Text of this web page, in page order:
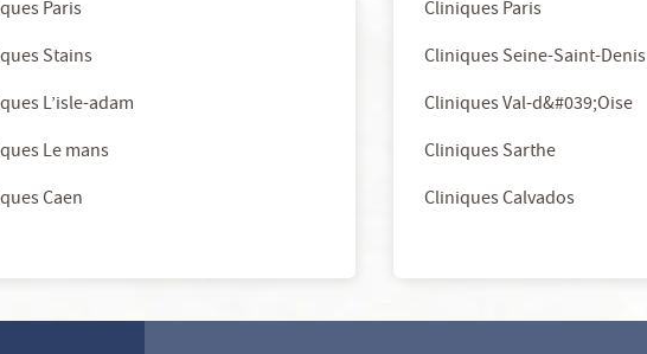
Paris
Stains
L’isle-adam
Le mans
Caen
Cliniques Paris
Cliniques Seine-Saint-Denis
Cliniques Val-d&#039;Oise
Cliniques Sarthe
Cliniques Calvados